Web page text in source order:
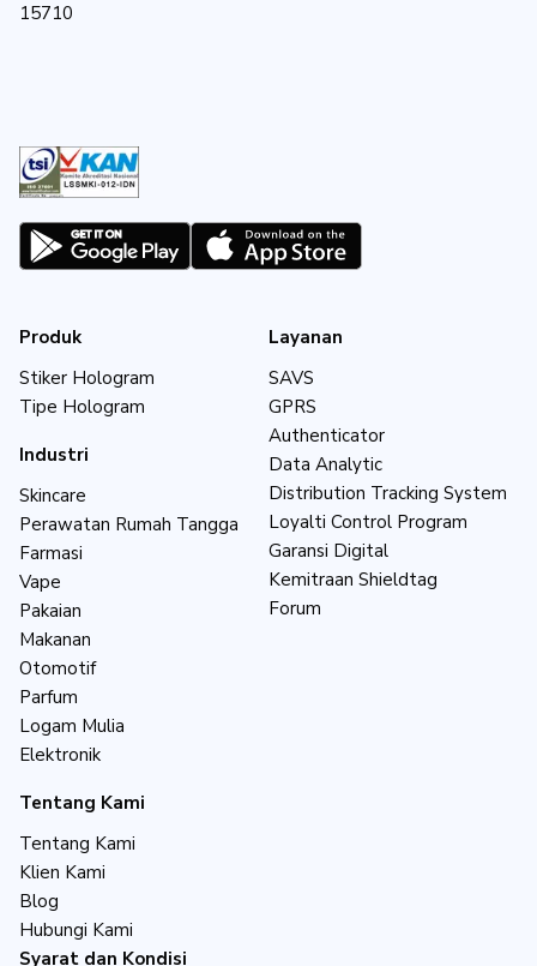
15710
Produk
Stiker Hologram
Tipe Hologram
Industri
Skincare
Perawatan Rumah Tangga
Farmasi
Vape
Pakaian
Makanan
Otomotif
Parfum
Logam Mulia
Elektronik
Tentang Kami
Tentang Kami
Klien Kami
Blog
Hubungi Kami
Syarat dan Kondisi
Layanan
SAVS
GPRS
Authenticator
Data Analytic
Distribution Tracking System
Loyalti Control Program
Garansi Digital
Kemitraan Shieldtag
Forum